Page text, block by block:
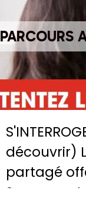
PARCOURS
découvrir)
partagé
? pour